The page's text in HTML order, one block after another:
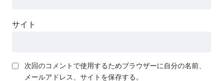
サイト
次回のコメントで使用するためブラウザーに自分の名前、
メールアドレス、サイトを保存する。